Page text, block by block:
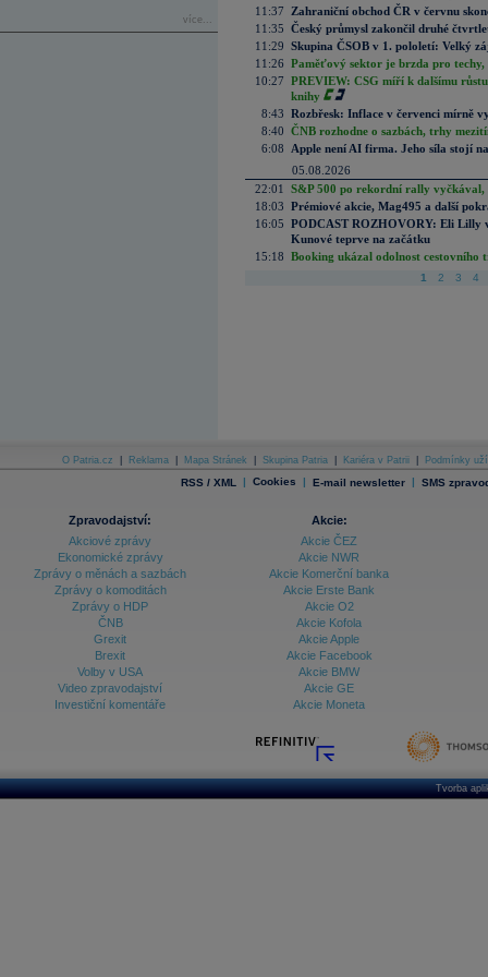
více...
11:37
Zahraniční obchod ČR v červnu
11:35 Český průmysl zakončil druhé
11:29 Skupina ČSOB v 1. pololetí: Velký
11:26 Paměťový sektor je brzda pro techy,
10:27 PREVIEW: CSG míří k dalšímu
knihy
8:43 Rozbřesk: Inflace v červenci mírně
8:40 ČNB rozhodne o sazbách, trhy
6:08
Apple není AI firma. Jeho síla stojí
05.08.2026
22:01
S&P 500 po rekordní rally vyčkával,
18:03 Prémiové akcie, Mag495 a další
16:05 PODCAST ROZHOVORY: Eli Lilly
Kunové teprve na začátku
15:18 Booking ukázal odolnost cestovního
1 2 3 4
O Patria.cz Reklama Mapa Stránek Skupina Patria Kariéra v Patrii Podmínky
RSS / XML | Cookies | E-mail newsletter | SMS
Zpravodajství:
Akciové zprávy
Ekonomické zprávy
Zprávy o měnách a sazbách
Zprávy o komoditách
Zprávy o HDP
ČNB
Grexit
Brexit
Volby v USA
Video zpravodajství
Investiční komentáře
Akcie:
Akcie ČEZ
Akcie NWR
Akcie Komerční banka
Akcie Erste Bank
Akcie O2
Akcie Kofola
Akcie Apple
Akcie Facebook
Akcie BMW
Akcie GE
Akcie Moneta
Tvorba